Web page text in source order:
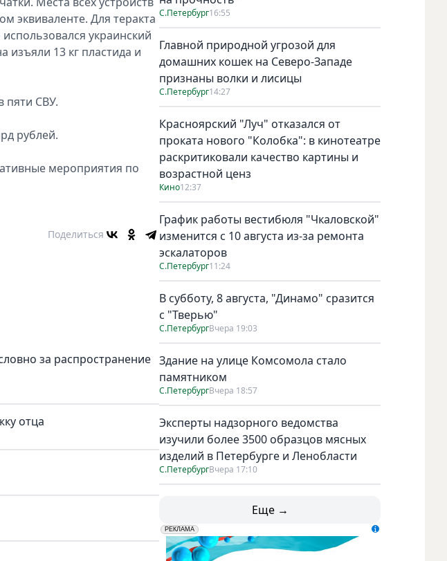
эквиваленте. Для теракта
украинский
изъяли 13 кг пластида и
пяти СВУ.
рублей.
мероприятия по
Поделиться
за распространение
отца
С.Петербург16:55
Главной природной угрозой для
домашних кошек на Северо-Западе
признаны волки и лисицы
С.Петербург14:27
Красноярский "Луч" отказался от
проката нового "Колобка": в кинотеатре
раскритиковали качество картины и
возрастной ценз
Кино12:37
График работы вестибюля "Чкаловской"
изменится с 10 августа из-за ремонта
эскалаторов
С.Петербург11:24
В субботу, 8 августа, "Динамо" сразится
с "Тверью"
С.ПетербургВчера 19:03
Здание на улице Комсомола стало
памятником
С.ПетербургВчера 18:57
Эксперты надзорного ведомства
изучили более 3500 образцов мясных
изделий в Петербурге и Ленобласти
С.ПетербургВчера 17:10
Еще →
erid: LdtCK5udn
РЕКЛАМА
АО "ГАТР", ИНН: 7841320717